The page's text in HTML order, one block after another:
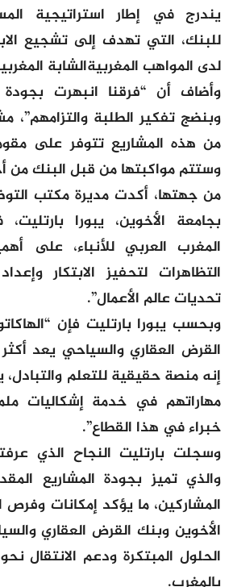
يندرج في إطار استراتيجية
للبنك، التي تهدف إلى تشجيع
لدى المواهب المغربيةالشابة
وأضاف أن “فرقنا انبهرت بجودة
وبنضج تفكير الطلبة والتزامهم”،
من هذه المشاريع تتوفر على
وستتم مواكبتها من قبل البنك من
من جهتها، أكدت مديرة مكتب
بجامعة الأخوين، يبورا
المغرب العربي للأنباء، على
التظاهرات لتحفيز الابتكار
تحديات عالم الأعمال”.
وبحسب يبورا بارتليت فإن
القرض العقاري والسياحي يعد
إنه منصة حقيقية للتعلم
مهاراتهم في خدمة إشكاليات
خبراء في هذا القطاع”.
وسجلت بارتليت النجاح الذي
والذي تميز بجودة المشاريع
المشاركين، ما يؤكد إمكانات
الأخوين وبنك القرض العقاري
الحلول المبتكرة ودعم الانتقال